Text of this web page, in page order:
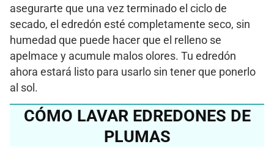
asegurarte que una vez terminado el ciclo de
secado, el edredón esté completamente seco, sin
humedad que puede hacer que el relleno se
apelmace y acumule malos olores. Tu edredón
ahora estará listo para usarlo sin tener que ponerlo
al sol.
CÓMO LAVAR EDREDONES DE
PLUMAS